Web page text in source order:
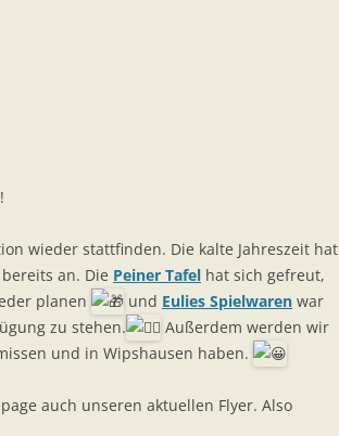
wieder stattfinden. Die kalte Jahreszeit hat
an. Die Peiner Tafel hat sich gefreut,
planen
und Eulies Spielwaren war
zu stehen.
Außerdem werden wir
und in Wipshausen haben.
auch unseren aktuellen Flyer. Also